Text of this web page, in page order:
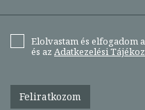
Elolvastam és elfogadom
és az Adatkezelési
Feliratkozom